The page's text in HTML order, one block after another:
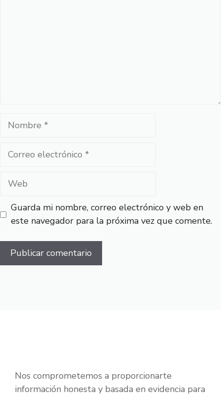
Nombre
Correo
Web
Guarda mi nombre, correo electrónico y web en
este navegador para la próxima vez que comente.
Nos comprometemos a proporcionarte
información honesta y basada en evidencia para